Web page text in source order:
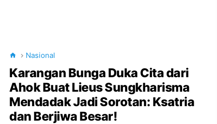
Nasional
Karangan Bunga Duka Cita dari
Ahok Buat Lieus Sungkharisma
Mendadak Jadi Sorotan: Ksatria
dan Berjiwa Besar!